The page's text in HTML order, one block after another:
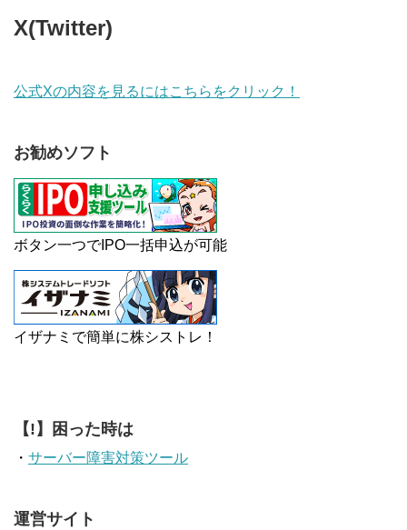
X(Twitter)
公式Xの内容を見るにはこちらをクリック！
お勧めソフト
ボタン一つでIPO一括申込が可能
イザナミで簡単に株シストレ！
【!】困った時は
・ サーバー障害対策ツール
運営サイト